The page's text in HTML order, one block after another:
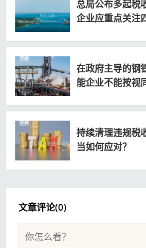
总局公布多起税
企业应重点关注
在政府主导的钢
能企业不能按视
持续清理违规税
当如何应对？
文章评论(0)